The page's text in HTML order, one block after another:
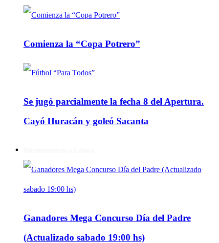
Comienza la “Copa Potrero”
Se jugó parcialmente la fecha 8 del Apertura.
Cayó Huracán y goleó Sacanta
Ganadores Mega Concurso Día del Padre
(Actualizado sabado 19:00 hs)